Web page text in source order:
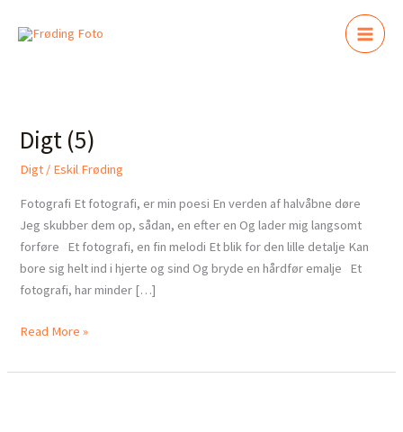
Digt (5)
Digt / Eskil Frøding
Fotografi Et fotografi, er min poesi En verden af halvåbne døre
Jeg skubber dem op, sådan, en efter en Og lader mig langsomt
forføre Et fotografi, en fin melodi Et blik for den lille detalje Kan
bore sig helt ind i hjerte og sind Og bryde en hårdfør emalje Et
fotografi, har minder […]
Read More »